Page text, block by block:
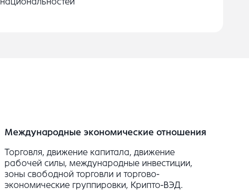
Международные экономические отношения
Торговля, движение капитала, движение
рабочей силы, международные инвестиции,
зоны свободной торговли и торгово-
экономические группировки, Крипто-ВЭД.